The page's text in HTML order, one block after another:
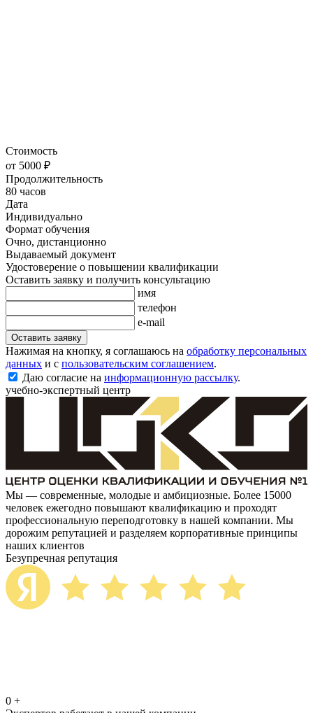
Стоимость
от 5000 ₽
Продолжительность
80 часов
Дата
Индивидуально
Формат обучения
Очно, дистанционно
Выдаваемый документ
Удостоверение о повышении квалификации
Оставить заявку и получить консультацию
имя
телефон
e-mail
Оставить заявку
Нажимая на кнопку, я соглашаюсь на обработку персональных
данных и с пользовательским соглашением.
Даю согласие на информационную рассылку.
учебно-экспертный центр
Мы — современные, молодые и амбициозные. Более 15000
человек ежегодно повышают квалификацию и проходят
профессиональную переподготовку в нашей компании. Мы
дорожим репутацией и разделяем корпоративные принципы
наших клиентов
Безупречная репутация
0 +